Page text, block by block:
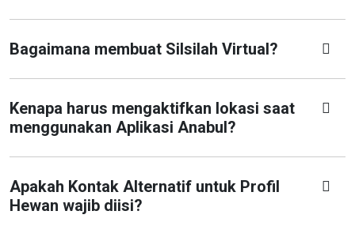
Bagaimana membuat Silsilah Virtual?
Kenapa harus mengaktifkan lokasi saat
menggunakan Aplikasi Anabul?
Apakah Kontak Alternatif untuk Profil
Hewan wajib diisi?